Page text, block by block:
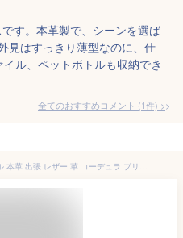
す。本革製で、シーンを選ば
見はすっきり薄型なのに、仕
ル、ペットボトルも収納でき
全てのおすすめコメント (1件) >
ビジネスバッグ メンズ カジュアル 本革 出張 レザー 革 コーデュラ ブリーフケース 通勤 A4 B4 PC収納 PC ノートパソコン ビジネスバック メンズバッグ送料無料 GOLDMEN LENO レノ GA001C